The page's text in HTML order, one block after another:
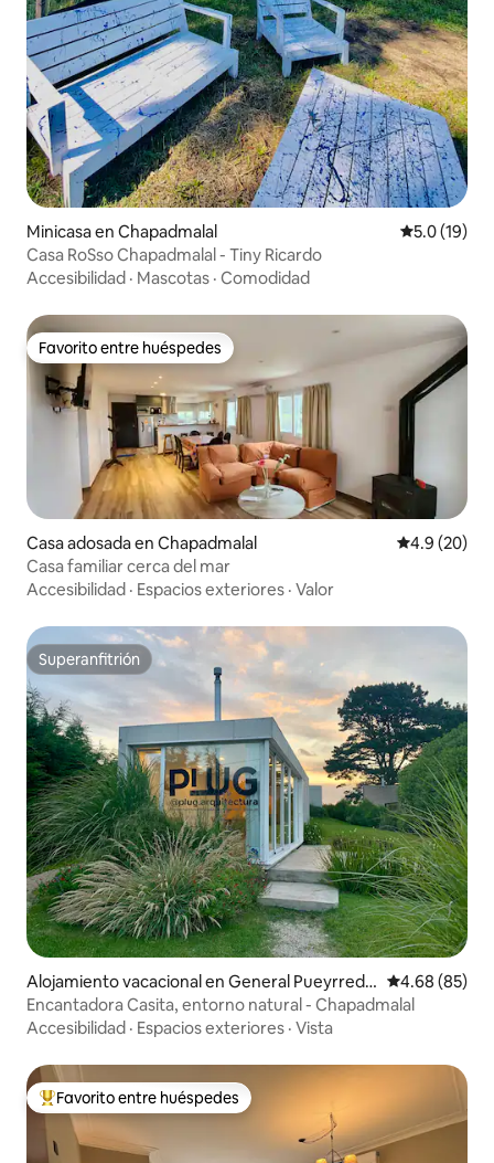
Minicasa en Chapadmalal Calificación
5.0 (19)
Casa RoSso Chapadmalal - Tiny Ricardo
Accesibilidad · Mascotas · Comodidad
Favorito entre huéspedes
Favorito entre huéspedes
Casa adosada en Chapadmalal Calificación
4.9 (20)
Casa familiar cerca del mar
Accesibilidad · Espacios exteriores · Valor
Superanfitrión
Superanfitrión
Alojamiento vacacional en General Pueyrredó
n
Calificación
4.68 (85)
Encantadora Casita, entorno natural - Chapadmalal
Accesibilidad · Espacios exteriores · Vista
De los mejores en Favorito entre huéspedes
Favorito entre huéspedes